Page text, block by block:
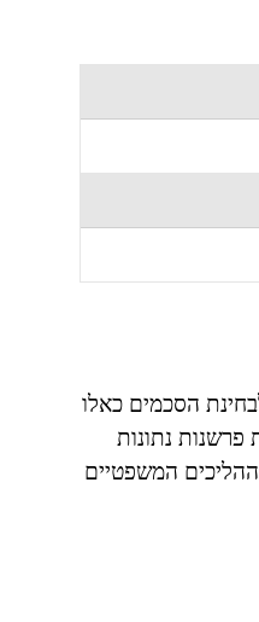
הסכמים כאלו
נתונות
ההליכים המשפטיים